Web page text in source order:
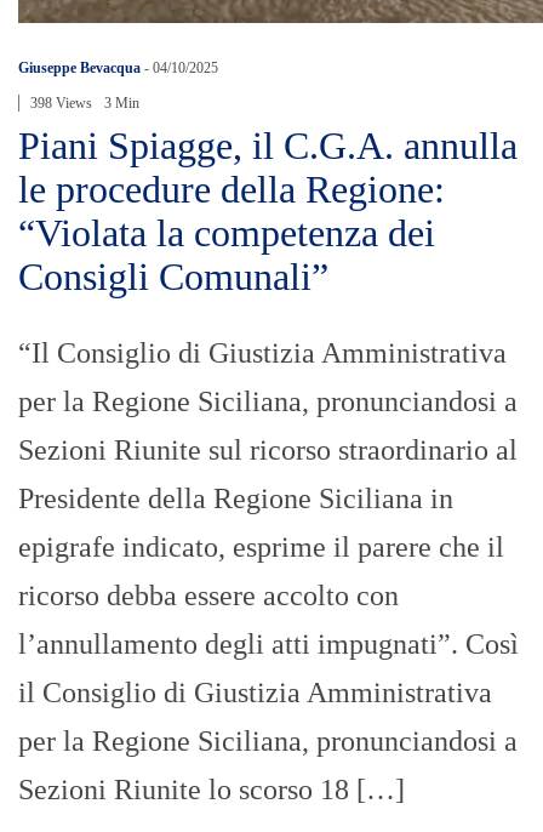
Giuseppe Bevacqua - 04/10/2025
398 Views 3 Min
Piani Spiagge, il C.G.A. annulla
le procedure della Regione:
“Violata la competenza dei
Consigli Comunali”
“Il Consiglio di Giustizia Amministrativa
per la Regione Siciliana, pronunciandosi a
Sezioni Riunite sul ricorso straordinario al
Presidente della Regione Siciliana in
epigrafe indicato, esprime il parere che il
ricorso debba essere accolto con
l’annullamento degli atti impugnati”. Così
il Consiglio di Giustizia Amministrativa
per la Regione Siciliana, pronunciandosi a
Sezioni Riunite lo scorso 18 […]